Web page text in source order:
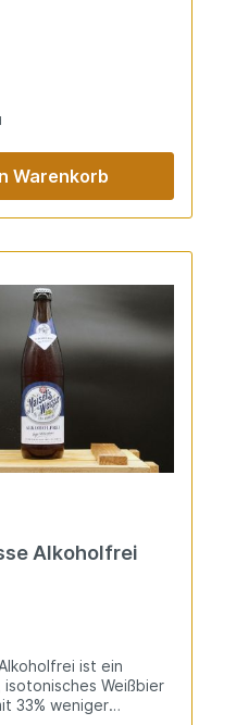
Warenkorb
Alkoholfrei
ist ein
Weißbier
33% weniger